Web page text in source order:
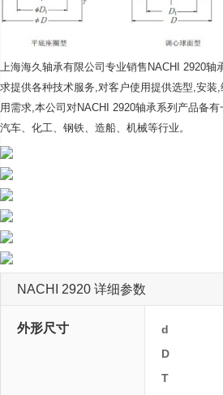
上海海久轴承有限公司专业销售NACHI 2920轴
求提供各种技术服务,对客户使用提供选型,安装
用需求,本公司对NACHI 2920轴承系列产品备
汽车、化工、钢铁、造船、机械等行业。
NACHI 2920 详细参数
外形尺寸 d
D
T